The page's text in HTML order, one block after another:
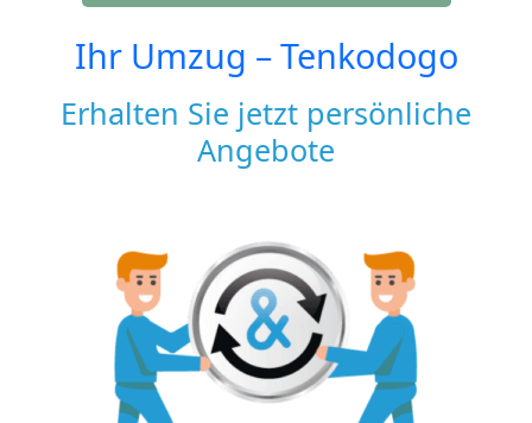
Ihr Umzug –Tenkodogo
Erhalten Sie jetzt persönliche
Angebote